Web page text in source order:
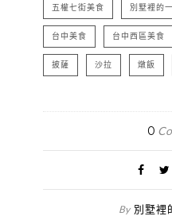
五權七街美食 別墅裡的
台中美食 台中西區美食
披薩 沙拉 燉飯
0
By 別墅裡